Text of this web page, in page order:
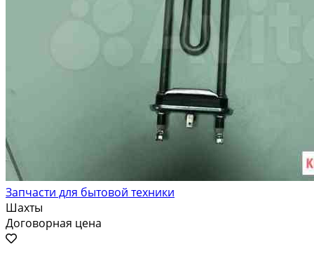
Запчасти для бытовой техники
Шахты
Договорная цена